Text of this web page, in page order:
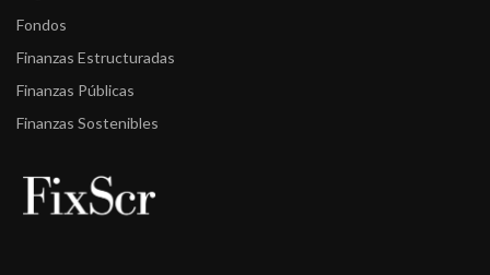
Fondos
Finanzas Estructuradas
Finanzas Públicas
Finanzas Sostenibles